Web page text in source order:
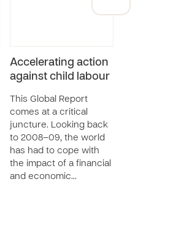
Accelerating action
against child labour
This Global Report
comes at a critical
juncture. Looking back
to 2008–09, the world
has had to cope with
the impact of a financial
and economic…